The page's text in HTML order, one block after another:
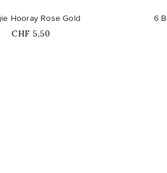
Hooray Rose Gold
Prix
CHF 5,50
6